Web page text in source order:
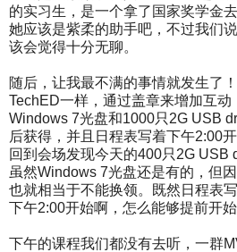
的实习生，是一个拿了国家奖学金
她应该是紫柔的助手吧，不过我们
该会觉得十分无聊。
随后，让我最不满的事情就发生了
TechED一样，通过盖章来增加互动
Windows 7光盘和1000只2G USB
后获得，并且日程表写着下午2:00
回到会场发现今天的400只2G USB
虽然Windows 7光盘还是有的，但
也就相当于不能换领。既然日程表
下午2:00开始啊，怎么能够提前开始
下午的课程我们都没有去听，一群